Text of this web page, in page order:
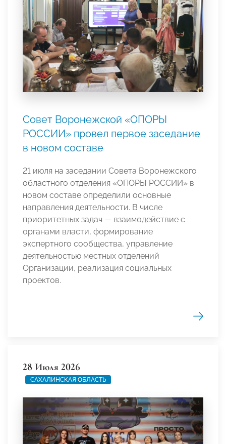
Совет Воронежской «ОПОРЫ
РОССИИ» провел первое заседание
в новом составе
21 июля на заседании Совета Воронежского
областного отделения «ОПОРЫ РОССИИ» в
новом составе определили основные
направления деятельности. В числе
приоритетных задач — взаимодействие с
органами власти, формирование
экспертного сообщества, управление
деятельностью местных отделений
Организации, реализация социальных
проектов.
28 Июля 2026
САХАЛИНСКАЯ ОБЛАСТЬ